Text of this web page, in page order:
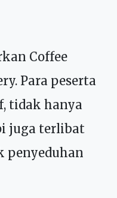
Coffee
Para peserta
tidak hanya
juga terlibat
penyeduhan